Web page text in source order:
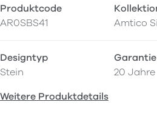
Produktcode
AR0SBS41
Amtico
Designtyp
Stein
Garantie
20 Jahre
Weitere Produktdetails